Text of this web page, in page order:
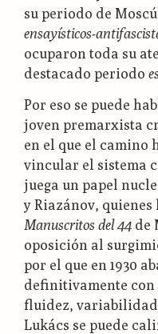
su periodo de
ensayísticos-
ocuparon toda su
destacado periodo
Por eso se puede
joven premarxista
en el que el camino
vincular el sistema
juega un papel
y Riazánov,
Manuscritos del 44 de
oposición al
por el que en 1930
definitivamente con
fluidez,
Lukács se puede